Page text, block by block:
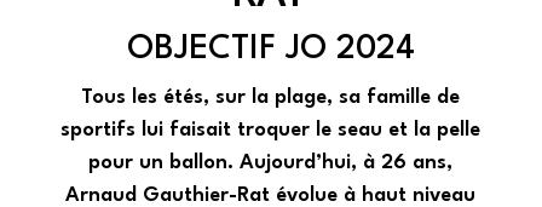
OBJECTIF JO 2024
Tous les étés, sur la plage, sa famille de
sportifs lui faisait troquer le seau et la pelle
pour un ballon. Aujourd’hui, à 26 ans,
Arnaud Gauthier-Rat évolue à haut niveau